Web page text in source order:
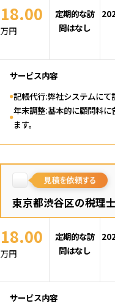
18.00
万円
定期的な訪
問はなし
サービス内容
記帳代行:弊社システムにて
年末調整:基本的に顧問料
ます。
東京都渋谷区の税理士
18.00
万円
定期的な訪
問はなし
サービス内容